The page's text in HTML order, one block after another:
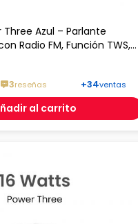
Three Azul – Parlante
Radio FM, Función TWS,
2500 mAh y Reproducción
3reseñas +34ventas
al carrito